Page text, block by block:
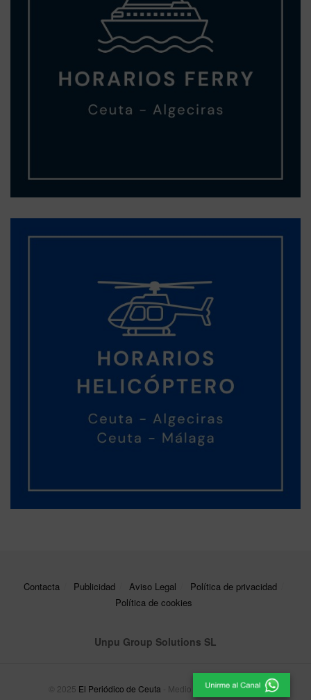
Contacta Publicidad Aviso Legal
Política de privacidad
Política de cookies
Unpu Group Solutions SL
© 2025 El Periódico de Ceuta - Medio de Comunicación